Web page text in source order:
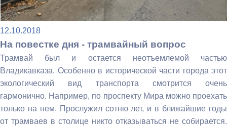
12.10.2018
На повестке дня - трамвайный вопрос
Трамвай был и остается неотъемлемой частью
Владикавказа. Особенно в исторической части города этот
экологический вид транспорта смотрится очень
гармонично. Например, по проспекту Мира можно проехать
только на нем. Прослужил сотню лет, и в ближайшие годы
от трамваев в столице никто отказываться не собирается.